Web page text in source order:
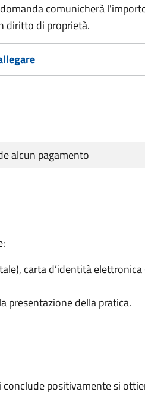
comunicherà
diritto di proprietà.
alcun pagamento
carta d’identità elettronica
presentazione della pratica.
positivamente si